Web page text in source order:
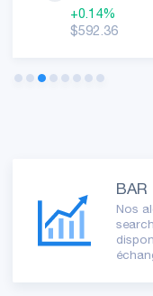
+0.14%
$592.36
BAR
Nos